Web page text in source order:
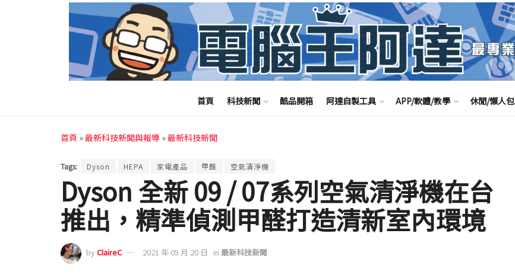
首頁 科技新聞 酷品開箱 阿達自製工具 APP/軟體/教學 休閒/懶人包
首頁 »最新科技新聞與報導 »最新科技新聞
Tags: Dyson HEPA 家電產品 甲醛 空氣清淨機
Dyson 全新 09 / 07系列空氣清淨機在台
推出，精準偵測甲醛打造清新室內環境
byClaireC 2021 年 05 月 20 日 in 最新科技新聞